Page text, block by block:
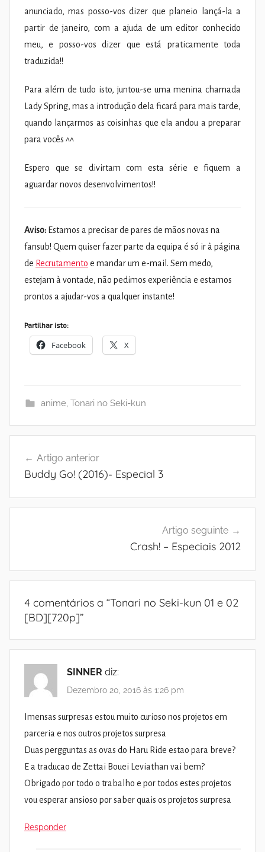
anunciado, mas posso-vos dizer que planeio lançá-la a
partir de janeiro, com a ajuda de um editor conhecido
meu, e posso-vos dizer que está praticamente toda
traduzida!!
Para além de tudo isto, juntou-se uma menina chamada
Lady Spring, mas a introdução dela ficará para mais tarde,
quando lançarmos as coisinhas que ela andou a preparar
para vocês ^^
Espero que se divirtam com esta série e fiquem a
aguardar novos desenvolvimentos!!
Aviso: Estamos a precisar de pares de mãos novas na
fansub! Quem quiser fazer parte da equipa é só ir à página
de Recrutamento e mandar um e-mail. Sem medo,
estejam à vontade, não pedimos experiência e estamos
prontos a ajudar-vos a qualquer instante!
Partilhar isto:
Facebook X
anime, Tonari no Seki-kun
de
Artigo anterior
Buddy Go! (2016)- Especial 3
Artigo seguinte
Crash! – Especiais 2012
4 comentários a “Tonari no Seki-kun 01 e 02
[BD][720p]”
SINNER diz:
Dezembro 20, 2016 às 1:26 pm
Imensas surpresas estou muito curioso nos projetos em
parceria e nos outros projetos surpresa
Duas pergguntas as ovas do Haru Ride estao para breve?
E a traducao de Zettai Bouei Leviathan vai bem?
Obrigado por todo o trabalho e por todos estes projetos
vou esperar ansioso por saber quais os projetos surpresa
Responder